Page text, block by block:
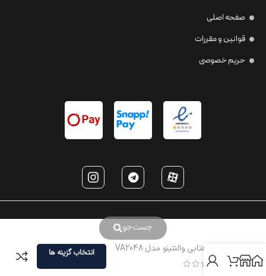
جست‌جو
صفحه اصلی
قوانین و مقررات
حریم خصوصی
عینک آفتابی والنتینو مدل VA2048 انتخاب گزینه ها